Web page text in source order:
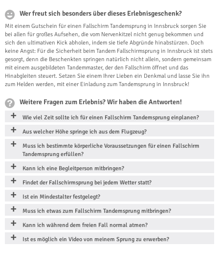
Wer freut sich besonders über dieses Erlebnisgeschenk?
Mit einem Gutschein für einen Fallschirm Tandemsprung in Innsbruck sorgen Sie
bei allen für großes Aufsehen, die vom Nervenkitzel nicht genug bekommen und
sich den ultimativen Kick abholen, indem sie tiefe Abgründe hinabstürzen. Doch
keine Angst: Für die Sicherheit beim Tandem Fallschirmsprung in Innsbruck ist stets
gesorgt, denn die Beschenkten springen natürlich nicht allein, sondern gemeinsam
mit einem ausgebildeten Tandemmaster, der den Fallschirm öffnet und das
Hinabgleiten steuert. Setzen Sie einem Ihrer Lieben ein Denkmal und lasse Sie ihn
zum Helden werden, mit einer Einladung zum Tandemsprung in Innsbruck!
Weitere Fragen zum Erlebnis? Wir haben die Antworten!
Wie viel Zeit sollte ich für einen Fallschirm Tandemsprung einplanen?
Aus welcher Höhe springe ich aus dem Flugzeug?
Muss ich bestimmte körperliche Voraussetzungen für einen Fallschirm
Tandemsprung erfüllen?
Kann ich eine Begleitperson mitbringen?
Findet der Fallschirmsprung bei jedem Wetter statt?
Ist ein Mindestalter festgelegt?
Muss ich etwas zum Fallschirm Tandemsprung mitbringen?
Kann ich während dem freien Fall normal atmen?
Ist es möglich ein Video von meinem Sprung zu erwerben?